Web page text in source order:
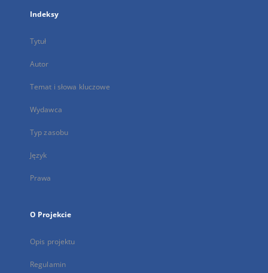
Indeksy
Tytuł
Autor
Temat i słowa kluczowe
Wydawca
Typ zasobu
Język
Prawa
O Projekcie
Opis projektu
Regulamin